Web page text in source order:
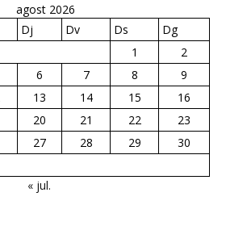
agost 2026
Dj Dv Ds
Dg
1
2
6 7 8
9
13 14 15
16
20 21 22
23
27 28 29
30
« jul.